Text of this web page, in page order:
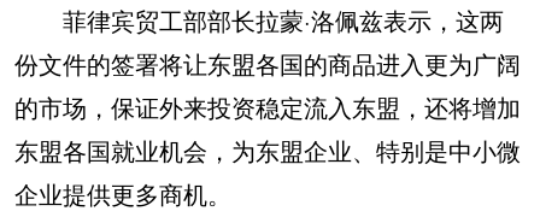
菲律宾贸工部部长拉蒙·洛佩兹表示，这两
份文件的签署将让东盟各国的商品进入更为广阔
的市场，保证外来投资稳定流入东盟，还将增加
东盟各国就业机会，为东盟企业、特别是中小微
企业提供更多商机。